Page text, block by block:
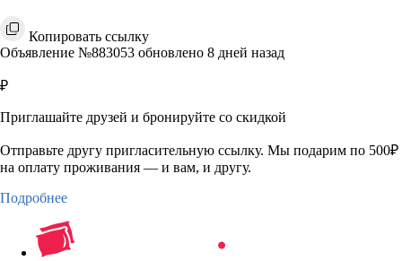
Копировать ссылку
Объявление №883053 обновлено 8 дней назад
₽
Приглашайте друзей и бронируйте со скидкой
Отправьте другу пригласительную ссылку. Мы подарим по 500₽
на оплату проживания — и вам, и другу.
Подробнее